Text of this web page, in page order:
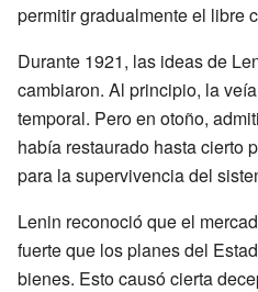
permitir gradualmente el libre
Durante 1921, las ideas de
cambiaron. Al principio, la
temporal. Pero en otoño,
había restaurado hasta cierto
para la supervivencia del
Lenin reconoció que el
fuerte que los planes del
bienes. Esto causó cierta